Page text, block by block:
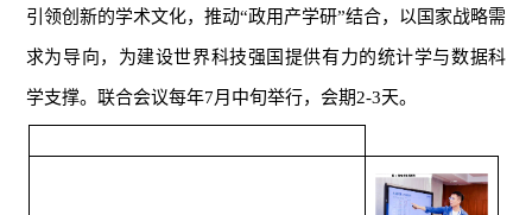
引领创新的学术文化，推动“政用产学研”结合，以国家战略需
求为导向，为建设世界科技强国提供有力的统计学与数据科
学支撑。联合会议每年7月中旬举行，会期2-3天。